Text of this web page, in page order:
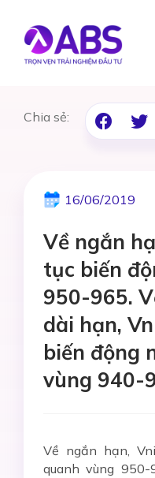
Chia sẻ:
16/06/2019
Về ngắn
tục biến
950-965.
dài hạn,
biến động
vùng 940-
Về ngắn hạn,
quanh vùng